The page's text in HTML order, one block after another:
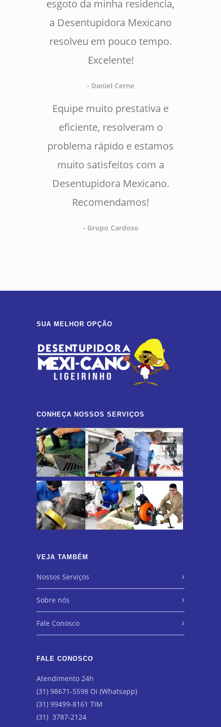
esgoto da minha residencia,
a Desentupidora Mexicano
resolveu em pouco tempo.
Excelente!
- Daniel Cerne
Equipe muito prestativa e
eficiente, resolveram o
problema rápido e estamos
muito satisfeitos com a
Desentupidora Mexicano.
Recomendamos!
- Grupo Cardoso
SUA MELHOR OPÇÃO
CONHEÇA NOSSOS SERVIÇOS
VEJA TAMBÉM
Nossos Serviços
Sobre nós
Fale Conosco
FALE CONOSCO
Atendimento 24h
(31) 98671-5598 Oi (Whatsapp)
(31) 99499-8161 TIM
(31) 3787-2124